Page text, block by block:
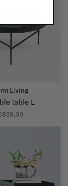
Living
table L